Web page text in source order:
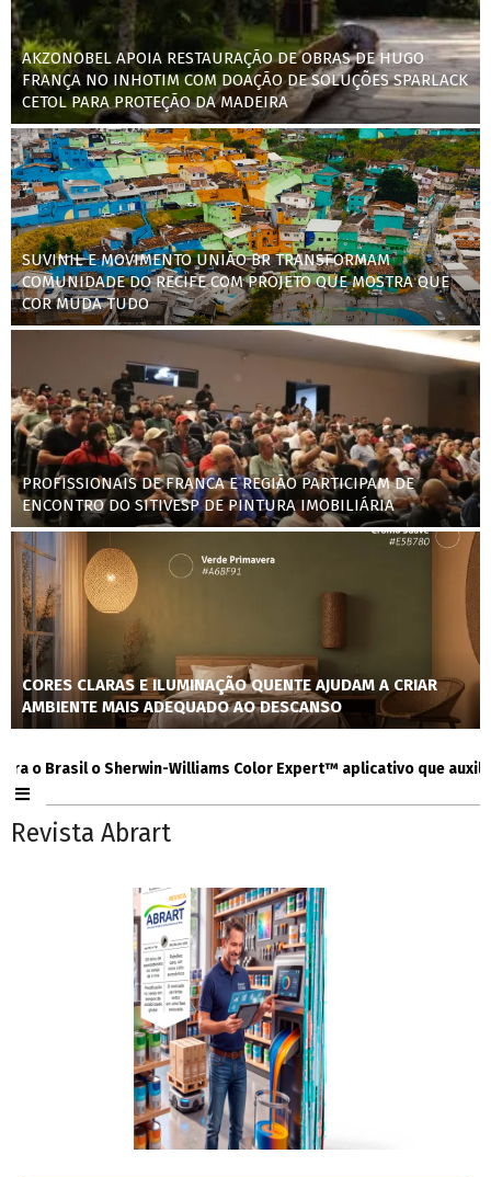
AKZONOBEL APOIA RESTAURAÇÃO DE OBRAS DE HUGO
FRANÇA NO INHOTIM COM DOAÇÃO DE SOLUÇÕES SPARLACK
CETOL PARA PROTEÇÃO DA MADEIRA
SUVINIL E MOVIMENTO UNIÃO BR TRANSFORMAM
COMUNIDADE DO RECIFE COM PROJETO QUE MOSTRA QUE
COR MUDA TUDO
PROFISSIONAIS DE FRANCA E REGIÃO PARTICIPAM DE
ENCONTRO DO SITIVESP DE PINTURA IMOBILIÁRIA
CORES CLARAS E ILUMINAÇÃO QUENTE AJUDAM A CRIAR
AMBIENTE MAIS ADEQUADO AO DESCANSO
o Sherwin-Williams Color Expert™ aplicativo que auxilia
Revista Abrart